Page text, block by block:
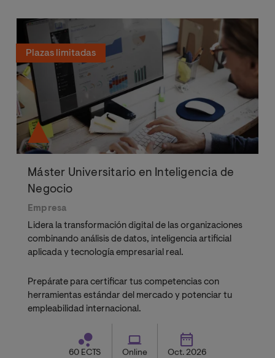
Plazas limitadas
Máster Universitario en Inteligencia de
Negocio
Empresa
Lidera la transformación digital de las organizaciones
combinando análisis de datos, inteligencia artificial
aplicada y tecnología empresarial real.
Prepárate para certificar tus competencias con
herramientas estándar del mercado y potenciar tu
empleabilidad internacional.
60 ECTS Online Oct. 2026